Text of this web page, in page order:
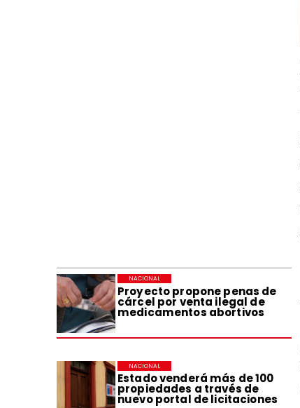
Proyecto propone penas de
cárcel por venta ilegal de
medicamentos abortivos
NACIONAL
Estado venderá más de 100
propiedades a través de
nuevo portal de licitaciones
NACIONAL